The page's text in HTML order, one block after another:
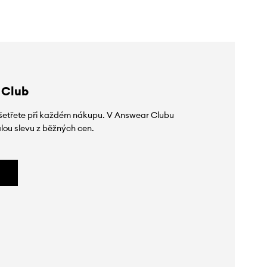
při každém nákupu. V Answear Clubu
slevu z běžných cen.